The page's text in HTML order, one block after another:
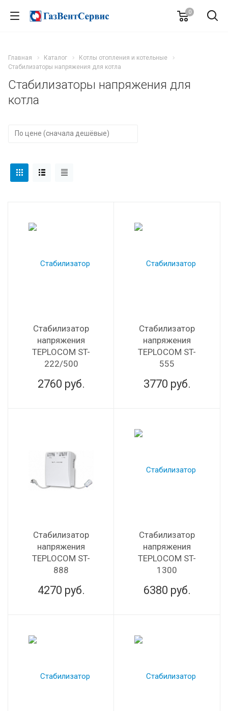
0
Главная Каталог
Котлы отопления и котельные
Стабилизаторы напряжения для котла
Стабилизаторы напряжения для
котла
Стабилизатор
напряжения
TEPLOCOM ST-
222/500
2760 руб.
Стабилизатор
напряжения
TEPLOCOM ST-
555
3770 руб.
Стабилизатор
напряжения
TEPLOCOM ST-
888
4270 руб.
Стабилизатор
напряжения
TEPLOCOM ST-
1300
6380 руб.